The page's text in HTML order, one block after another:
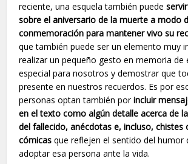
reciente, una esquela también puede
sobre el aniversario de la muerte a modo
conmemoración para mantener vivo su
que también puede ser un elemento muy
realizar un pequeño gesto en memoria de
especial para nosotros y demostrar que
presente en nuestros recuerdos. Es por
personas optan también porincluir
en el texto como algún detalle acerca de
del fallecido, anécdotas e, incluso, chistes
cómicas que reflejen el sentido del humor
adoptar esa persona ante la vida.